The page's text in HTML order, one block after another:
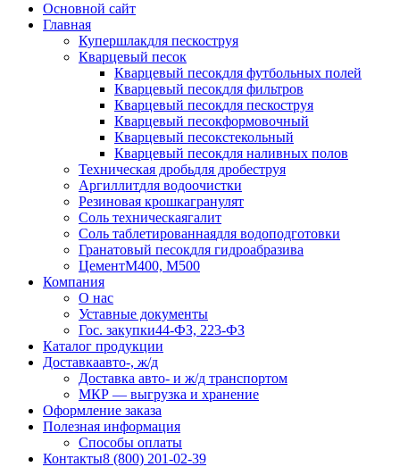
Основной сайт
Главная
Купершлакдля пескоструя
Кварцевый песок
Кварцевый песокдля футбольных полей
Кварцевый песокдля фильтров
Кварцевый песокдля пескоструя
Кварцевый песокформовочный
Кварцевый песокстекольный
Кварцевый песокдля наливных полов
Техническая дробьдля дробеструя
Аргиллитдля водоочистки
Резиновая крошкагранулят
Соль техническаягалит
Соль таблетированнаядля водоподготовки
Гранатовый песокдля гидроабразива
ЦементМ400, М500
Компания
О нас
Уставные документы
Гос. закупки44-ФЗ, 223-ФЗ
Каталог продукции
Доставкаавто-, ж/д
Доставка авто- и ж/д транспортом
МКР — выгрузка и хранение
Оформление заказа
Полезная информация
Способы оплаты
Контакты8 (800) 201-02-39